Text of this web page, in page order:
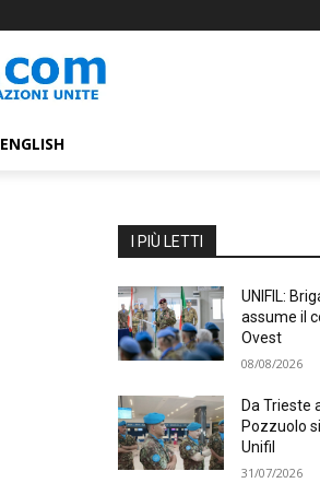
ENGLISH
I PIÙ LETTI
UNIFIL:
assume il
Ovest
08/08/2026
Da Trieste
Pozzuolo
Unifil
31/07/2026